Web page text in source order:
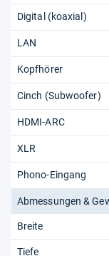
Digital (koaxial)
LAN
Kopfhörer
Cinch (Subwoofer)
HDMI-ARC
XLR
Phono-Eingang
Abmessungen &
Breite
Tiefe